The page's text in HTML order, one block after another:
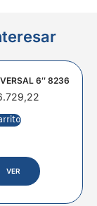
6″ 8236
VER